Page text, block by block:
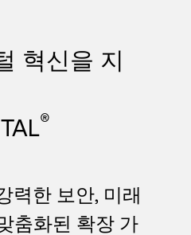
혁신을 지
®
력한 보안, 미래
춤화된 확장 가